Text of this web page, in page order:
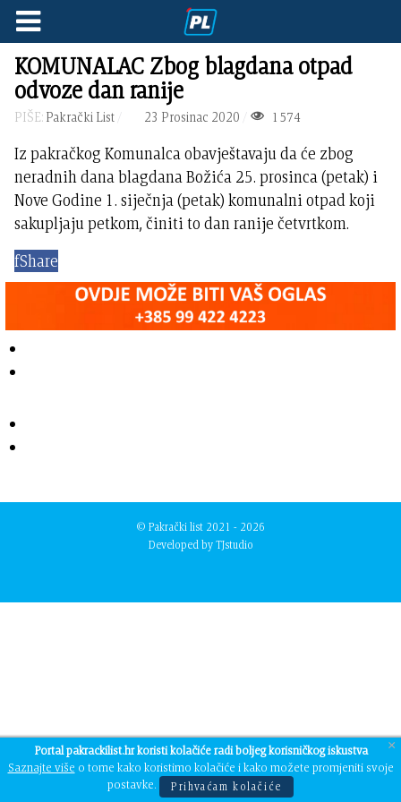
KOMUNALAC Zbog blagdana otpad
odvoze dan ranije
PIŠE: Pakrački List 23 Prosinac 2020 1574
Iz pakračkog Komunalca obavještavaju da će zbog
neradnih dana blagdana Božića 25. prosinca (petak) i
Nove Godine 1. siječnja (petak) komunalni otpad koji
sakupljaju petkom, činiti to dan ranije četvrtkom.
fShare
© Pakrački list 2021 - 2026
Developed byTJstudio
×
Portal pakrackilist.hr koristi kolačiće radi boljeg korisničkog iskustva
Saznajte više o tome kako koristimo kolačiće i kako možete promjeniti svoje
postavke.
Prihvaćam kolačiće